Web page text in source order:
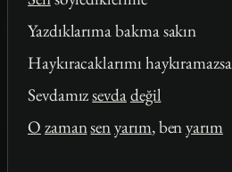
Yazdıklarıma bakma sakın
Haykıracaklarımı
Sevdamızsevdadeğil
O zamansenyarım, benyarım